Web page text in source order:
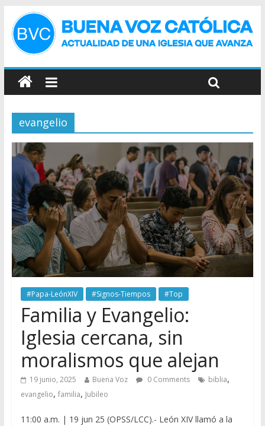
evangelio
#Papa-LeónXIV #Signos-Tiempos #Top
Familia y Evangelio:
Iglesia cercana, sin
moralismos que alejan
19 junio, 2025 Buena Voz 0 Comments biblia,
evangelio, familia, Jubileo
11:00 a.m. | 19 jun 25 (OPSS/LCC).- León XIV llamó a la